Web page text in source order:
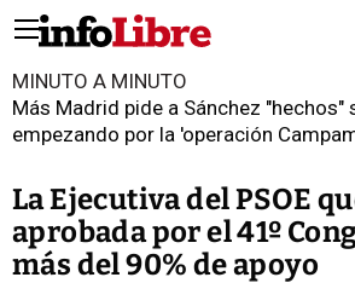
MINUTO A MINUTO
Más Madrid pide a Sánchez "hechos"
empezando por la 'operación
La Ejecutiva del PSOE
aprobada por el 41º
más del 90% de apoyo